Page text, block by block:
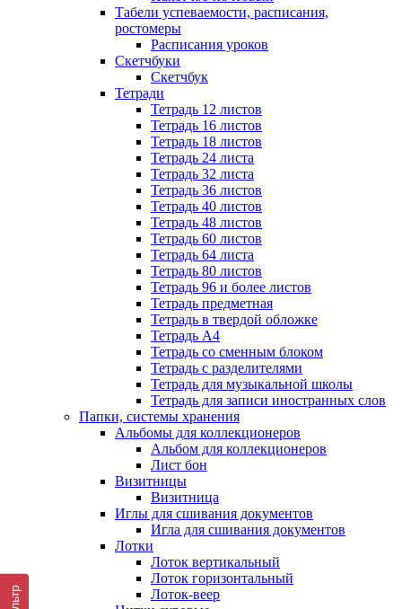
Табели успеваемости, расписания,
ростомеры
Расписания уроков
Скетчбуки
Скетчбук
Тетради
Тетрадь 12 листов
Тетрадь 16 листов
Тетрадь 18 листов
Тетрадь 24 листа
Тетрадь 32 листа
Тетрадь 36 листов
Тетрадь 40 листов
Тетрадь 48 листов
Тетрадь 60 листов
Тетрадь 64 листа
Тетрадь 80 листов
Тетрадь 96 и более листов
Тетрадь предметная
Тетрадь в твердой обложке
Тетрадь А4
Тетрадь со сменным блоком
Тетрадь с разделителями
Тетрадь для музыкальной школы
Тетрадь для записи иностранных слов
Папки, системы хранения
Альбомы для коллекционеров
Альбом для коллекционеров
Лист бон
Визитницы
Визитница
Иглы для сшивания документов
Игла для сшивания документов
Лотки
Лоток вертикальный
Лоток горизонтальный
Лоток-веер